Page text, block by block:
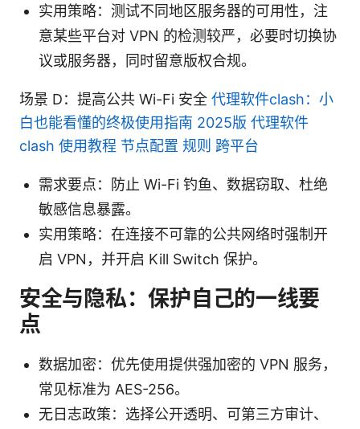
实用策略：测试不同地区服务器的可用性，注
意某些平台对 VPN 的检测较严，必要时切换协
议或服务器，同时留意版权合规。
场景 D：提高公共 Wi-Fi 安全 代理软件clash：小
白也能看懂的终极使用指南 2025版 代理软件
clash 使用教程 节点配置 规则 跨平台
需求要点：防止 Wi-Fi 钓鱼、数据窃取、杜绝
敏感信息暴露。
实用策略：在连接不可靠的公共网络时强制开
启 VPN，并开启 Kill Switch 保护。
安全与隐私：保护自己的一线要
点
数据加密：优先使用提供强加密的 VPN 服务，
常见标准为 AES-256。
无日志政策：选择公开透明、可第三方审计、